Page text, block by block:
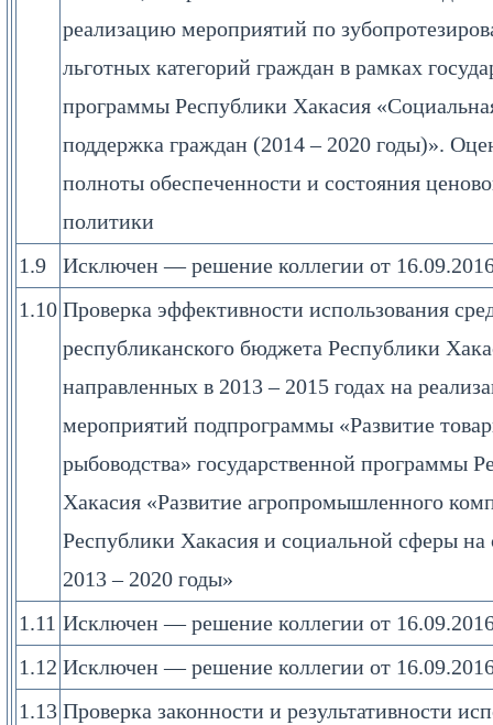
реализацию мероприятий по
льготных категорий граждан в рамках
программы Республики Хакасия
поддержка граждан (2014 – 2020 годы)».
полноты обеспеченности и состояния
политики
1.9
Исключен — решение коллегии от
1.10 Проверка эффективности использования
республиканского бюджета Республики
направленных в 2013 – 2015 годах на
мероприятий подпрограммы «Развитие
рыбоводства» государственной программы
Хакасия «Развитие агропромышленного
Республики Хакасия и социальной сферы на
2013 – 2020 годы»
1.11 Исключен — решение коллегии от
1.12 Исключен — решение коллегии от
1.13 Проверка законности и результативности